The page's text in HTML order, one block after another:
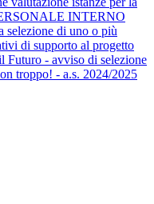
INTERNO
selezione di uno o più
di supporto al progetto
Futuro - avviso di selezione
troppo! - a.s. 2024/2025